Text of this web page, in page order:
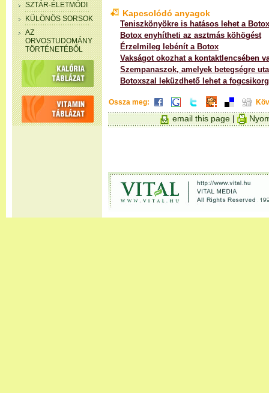
SZTÁR-ÉLETMÓDI
KÜLÖNÖS SORSOK
AZ
ORVOSTUDOMÁNY
TÖRTÉNETÉBŐL
Kapcsolódó anyagok
Teniszkönyökre is hatásos lehet a Botox
Botox enyhítheti az asztmás köhögést
Érzelmileg lebénít a Botox
Vakságot okozhat a kontaktlencsében
Szempanaszok, amelyek betegségre
Botoxszal leküzdhető lehet a
Ossza meg:
email this page |